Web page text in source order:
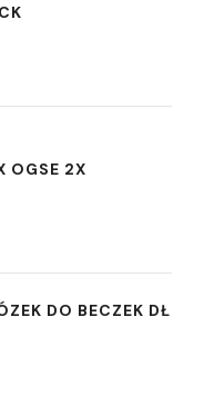
OGSE 2X
DO BECZEK DŁ